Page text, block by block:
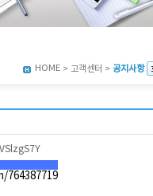
HOME > 고객센터 > 공지사항
764387719